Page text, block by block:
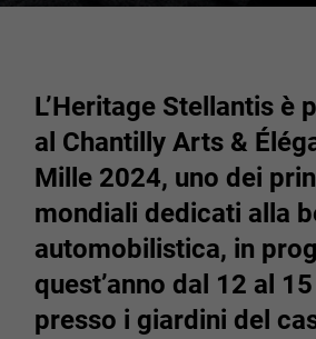
L’Heritage Stellantis è
al Chantilly Arts &
Mille 2024, uno dei
mondiali dedicati alla
automobilistica, in
quest’anno dal 12 al
presso i giardini del